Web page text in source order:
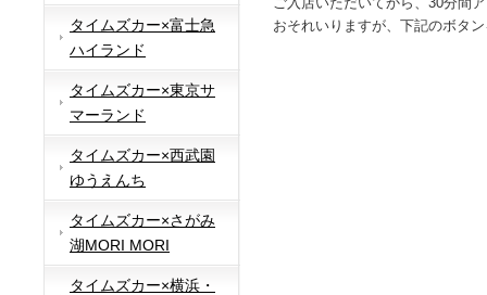
タイムズカー×富士急
ハイランド
タイムズカー×東京サ
マーランド
タイムズカー×西武園
ゆうえんち
タイムズカー×さがみ
湖MORI MORI
タイムズカー×横浜・
おそれいりますが、下記のボタ